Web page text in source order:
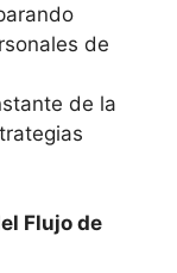
de
de la
Flujo de